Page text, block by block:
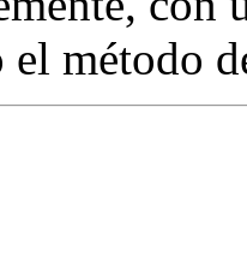
método